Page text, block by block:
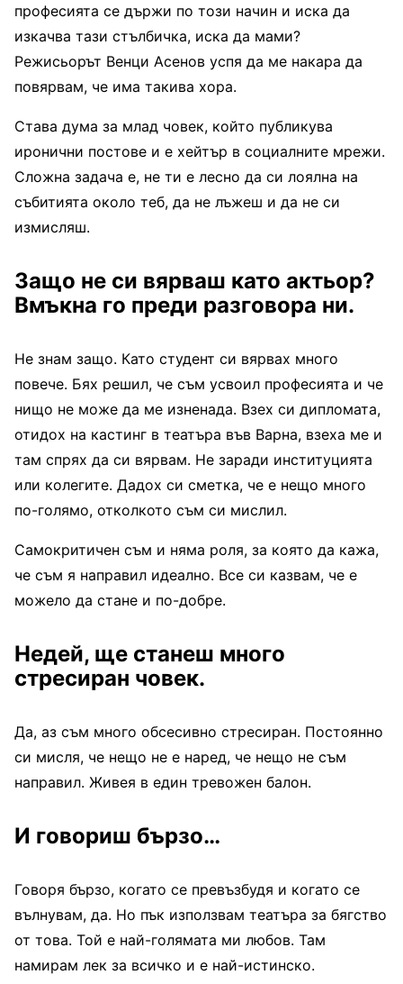
професията се държи по този начин и иска да
изкачва тази стълбичка, иска да мами?
Режисьорът Венци Асенов успя да ме накара да
повярвам, че има такива хора.
Става дума за млад човек, който публикува
иронични постове и е хейтър в социалните мрежи.
Сложна задача е, не ти е лесно да си лоялна на
събитията около теб, да не лъжеш и да не си
измисляш.
Защо не си вярваш като актьор?
Вмъкна го преди разговора ни.
Не знам защо. Като студент си вярвах много
повече. Бях решил, че съм усвоил професията и че
нищо не може да ме изненада. Взех си дипломата,
отидох на кастинг в театъра във Варна, взеха ме и
там спрях да си вярвам. Не заради институцията
или колегите. Дадох си сметка, че е нещо много
по-голямо, отколкото съм си мислил.
Самокритичен съм и няма роля, за която да кажа,
че съм я направил идеално. Все си казвам, че е
можело да стане и по-добре.
Недей, ще станеш много
стресиран човек.
Да, аз съм много обсесивно стресиран. Постоянно
си мисля, че нещо не е наред, че нещо не съм
направил. Живея в един тревожен балон.
И говориш бързо…
Говоря бързо, когато се превъзбудя и когато се
вълнувам, да. Но пък използвам театъра за бягство
от това. Той е най-голямата ми любов. Там
намирам лек за всичко и е най-истинско.